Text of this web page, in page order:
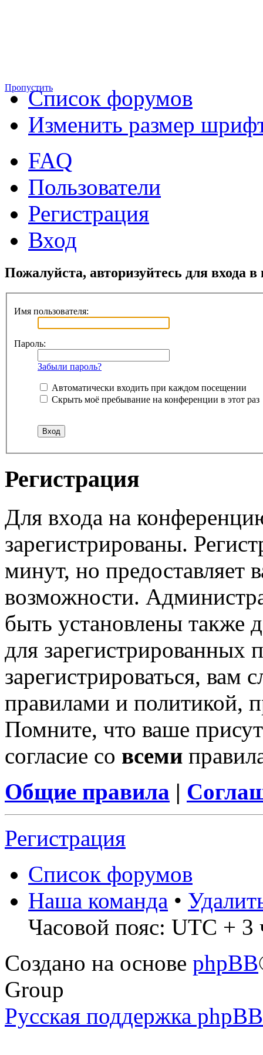
ПропуститьСписок форумов
Изменить размер
FAQ
Пользователи
Регистрация
Вход
Пожалуйста, авторизуйтесь для входа
Имя пользователя:
Пароль:
Забыли пароль?
Автоматически входить при каждом посещении
Скрыть моё пребывание на конференции в этот раз
Регистрация
Для входа на
зарегистрированы.
минут, но предоставляет
возможности.
быть установлены также
для зарегистрированных
зарегистрироваться, вам
правилами и политикой,
Помните, что ваше
согласие со всеми
Общие правила |
Регистрация
Список форумов
Наша команда •
Часовой пояс: UTC + 3
Создано на основе phpBB
Group
Русская поддержка phpBB